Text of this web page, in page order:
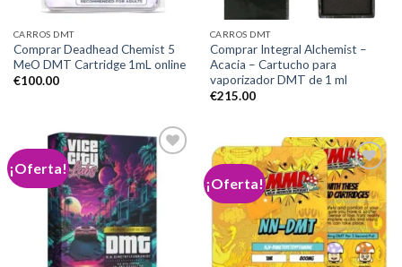
CARROS DMT
Comprar Deadhead Chemist 5
MeO DMT Cartridge 1mL online
€100.00
CARROS DMT
Comprar Integral Alchemist –
Acacia – Cartucho para
vaporizador DMT de 1 ml
€215.00
¡Oferta!
Add to
wishlist
¡Oferta!
Add to
wishlist